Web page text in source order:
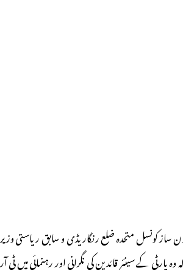
ساز کونسل متحدہ ضلع رنگاریڈی و سابق ریاستی وزیر
کے سینئر قائدین کی نگرانی اور رہنمائی میں ٹی آر